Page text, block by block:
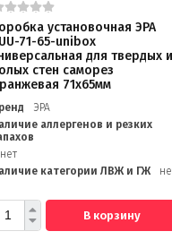
установочная ЭРА
71-65-unibox
для твердых
стен саморез
71х65мм
ЭРА
аллергенов и резких
нет
категории ЛВЖ и ГЖ
В корзину